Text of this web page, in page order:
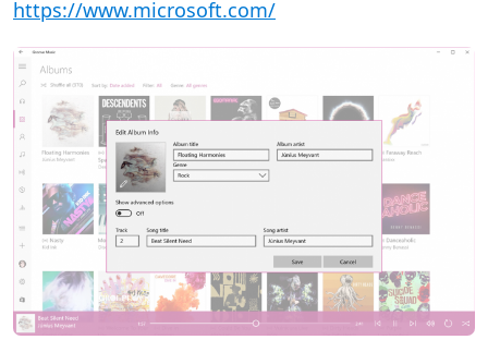
https://www.microsoft.com/